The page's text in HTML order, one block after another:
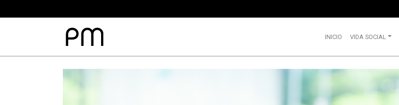
INICIO VIDA SOCIAL